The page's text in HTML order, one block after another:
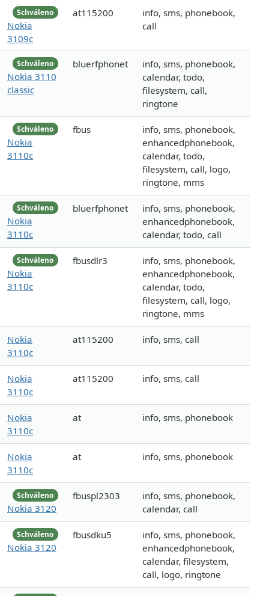
Schváleno
Nokia
3109c
at115200
info, sms, phonebook,
call
Schváleno
Nokia 3110
classic
bluerfphonet
info, sms, phonebook,
calendar, todo,
filesystem, call,
ringtone
Schváleno
Nokia
3110c
fbus
info, sms, phonebook,
enhancedphonebook,
calendar, todo,
filesystem, call, logo,
ringtone, mms
Schváleno
Nokia
3110c
bluerfphonet
info, sms, phonebook,
enhancedphonebook,
calendar, todo, call
Schváleno
Nokia
3110c
fbusdlr3
info, sms, phonebook,
enhancedphonebook,
calendar, todo,
filesystem, call, logo,
ringtone, mms
Nokia
3110c
at115200 info, sms, call
Nokia
3110c
at115200 info, sms, call
Nokia
3110c
at info, sms, phonebook
Nokia
3110c
at info, sms, phonebook
Schváleno
Nokia 3120
fbuspl2303
info, sms, phonebook,
calendar, call
Schváleno
Nokia 3120
fbusdku5
info, sms, phonebook,
enhancedphonebook,
calendar, filesystem,
call, logo, ringtone